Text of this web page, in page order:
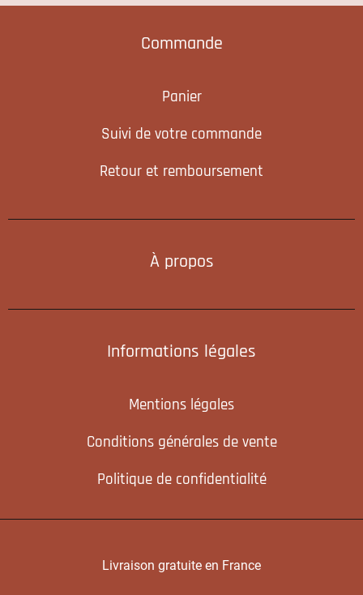
Commande
Panier
Suivi de votre commande
Retour et remboursement
À propos
Informations légales
Mentions légales
Conditions générales de vente
Politique de confidentialité
Livraison gratuite en France